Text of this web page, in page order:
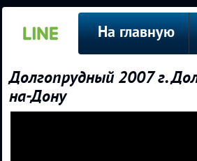
На главную
Долгопрудный 2007 г.
на-Дону